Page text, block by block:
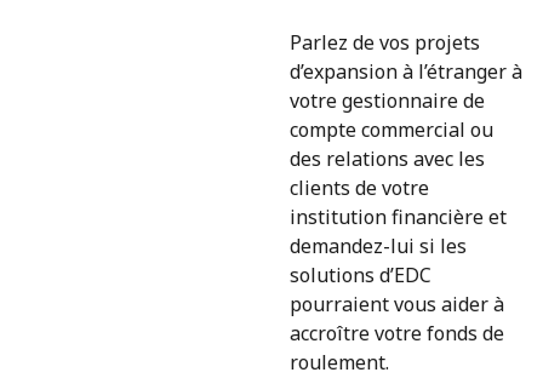
Parlez de vos projets
d’expansion à l’étranger à
votre gestionnaire de
compte commercial ou
des relations avec les
clients de votre
institution financière et
demandez-lui si les
solutions d’EDC
pourraient vous aider à
accroître votre fonds de
roulement.